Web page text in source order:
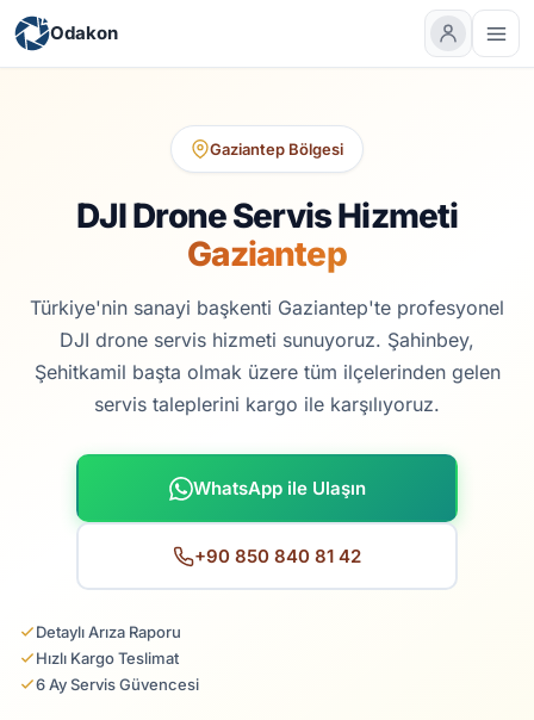
Odakon
Gaziantep Bölgesi
DJI Drone Servis Hizmeti
Gaziantep
Türkiye'nin sanayi başkenti Gaziantep'te profesyonel
DJI drone servis hizmeti sunuyoruz. Şahinbey,
Şehitkamil başta olmak üzere tüm ilçelerinden gelen
servis taleplerini kargo ile karşılıyoruz.
WhatsApp ile Ulaşın
+90 850 840 81 42
Detaylı Arıza Raporu
Hızlı Kargo Teslimat
6 Ay Servis Güvencesi